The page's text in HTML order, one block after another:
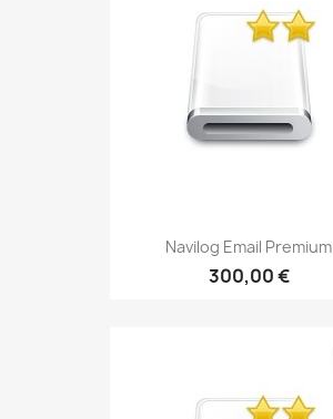
Navilog Email Premium
300,00 €